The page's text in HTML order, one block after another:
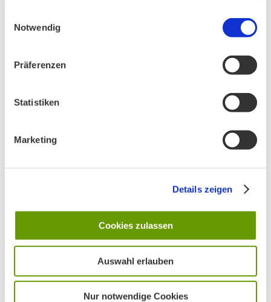
Notwendig
Präferenzen
Statistiken
Marketing
Details zeigen
Cookies zulassen
Auswahl erlauben
Nur notwendige Cookies
BN MÜNCHEN AUF SOCIAL MEDIA